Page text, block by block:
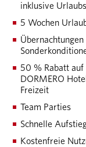
inklusive
5 Wochen
50 % Rabatt auf
DORMERO
Freizeit
Team Parties
Schnelle
Kostenfreie